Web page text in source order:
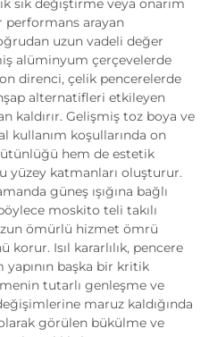
sık değiştirme veya onarım
performans arayan
uzun vadeli değer
alüminyum çerçevelerde
direnci, çelik pencerelerde
alternatifleri etkileyen
kaldırır. Gelişmiş toz boya ve
kullanım koşullarında on
hem de estetik
katmanları oluşturur.
güneş ışığına bağlı
moskito teli takılı
ömürlü hizmet ömrü
Isıl kararlılık, pencere
başka bir kritik
tutarlı genleşme ve
maruz kaldığında
görülen bükülme ve